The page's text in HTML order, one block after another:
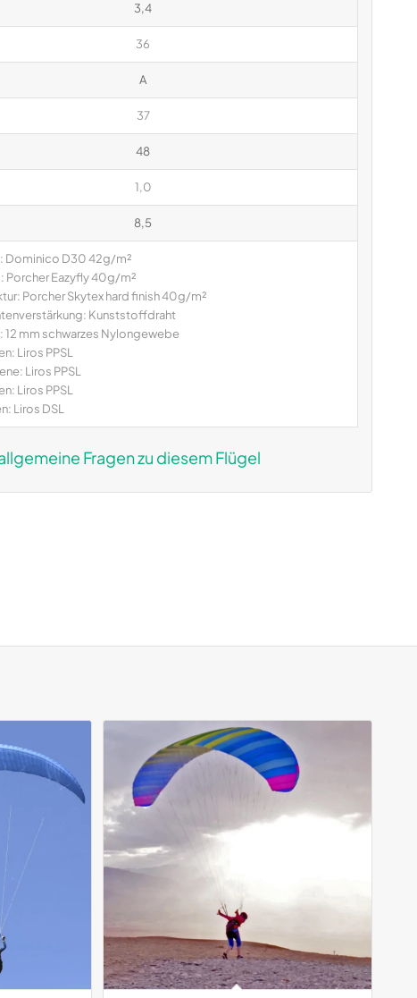
3,4
36
A
37
48
1,0
8,5
Dominico D30 42g/m²
Porcher Eazyfly 40g/m²
Porcher Skytex hard finish 40g/m²
Kunststoffdraht
12 mm schwarzes Nylongewebe
Liros PPSL
Liros PPSL
Liros PPSL
Liros DSL
Fragen zu diesem Flügel